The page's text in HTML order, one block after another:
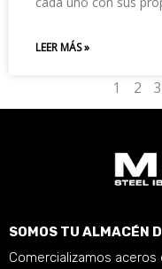
LEER MÁS »
1 2 3
SOMOS TU ALMACÉN
Comercializamos